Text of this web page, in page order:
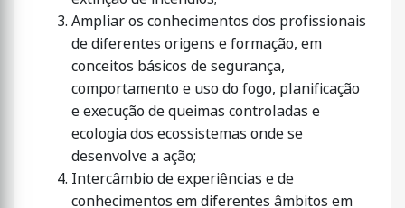
Ampliar os conhecimentos dos profissionais
de diferentes origens e formação, em
conceitos básicos de segurança,
comportamento e uso do fogo, planificação
e execução de queimas controladas e
ecologia dos ecossistemas onde se
desenvolve a ação;
Intercâmbio de experiências e de
conhecimentos em diferentes âmbitos em